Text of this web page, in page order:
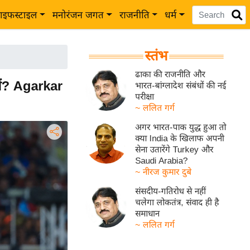
मनोरंजन जगत राजनीति धर्म
Agarkar
स्तंभ
ढाका की राजनीति और
भारत-बांग्लादेश संबंधों की नई
परीक्षा
~ ललित गर्ग
अगर भारत-पाक युद्ध हुआ तो
क्या India के खिलाफ अपनी
सेना उतारेंगे Turkey और
Saudi Arabia?
~ नीरज कुमार दुबे
संसदीय-गतिरोध से नहीं
चलेगा लोकतंत्र, संवाद ही है
समाधान
~ ललित गर्ग